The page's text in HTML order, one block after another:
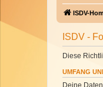
ISDV-
ISDV -
Diese
UMFANG